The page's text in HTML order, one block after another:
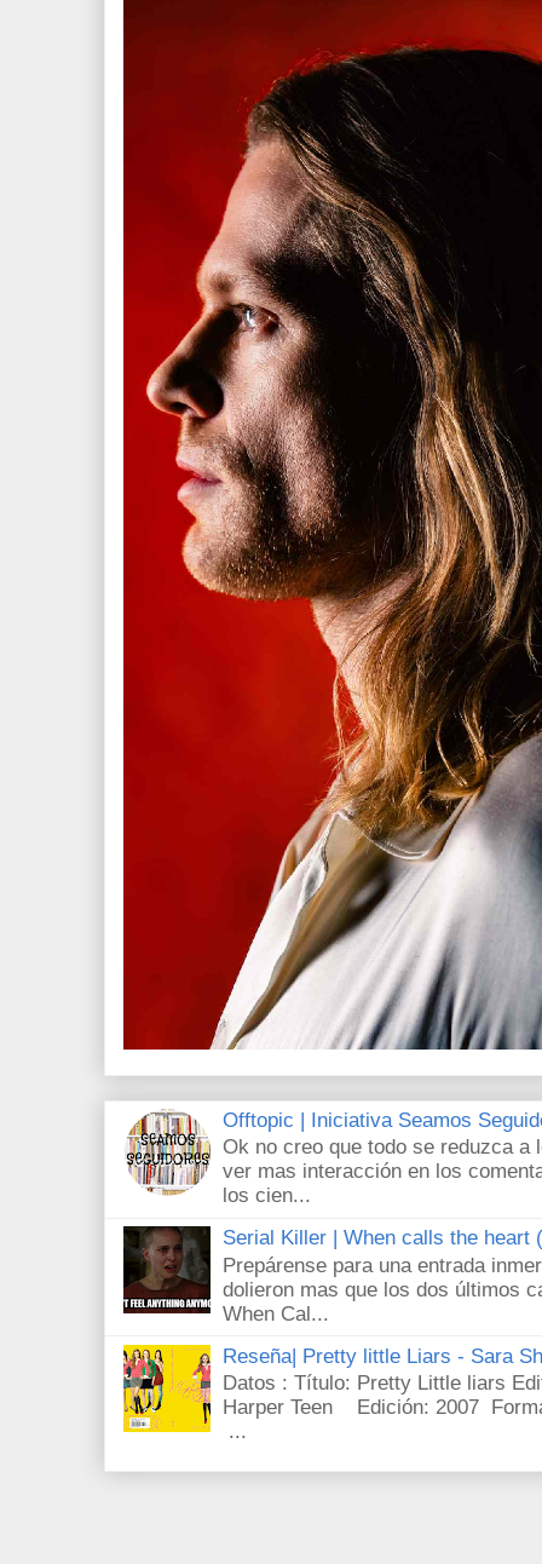
Offtopic | Iniciativa Seamos
Ok no creo que todo se reduzca a
ver mas interacción en los
los cien...
Serial Killer | When calls the heart
Prepárense para una entrada
dolieron mas que los dos últimos
When Cal...
Reseña| Pretty little Liars - Sara
Datos : Título: Pretty Little liars
Harper Teen Edición: 2007
...